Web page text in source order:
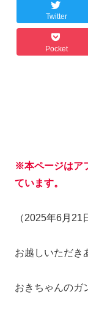
Twitter
Pocket
※本ページはア
ています。
（2025年6月21
お越しいただき
おきちゃんのガ